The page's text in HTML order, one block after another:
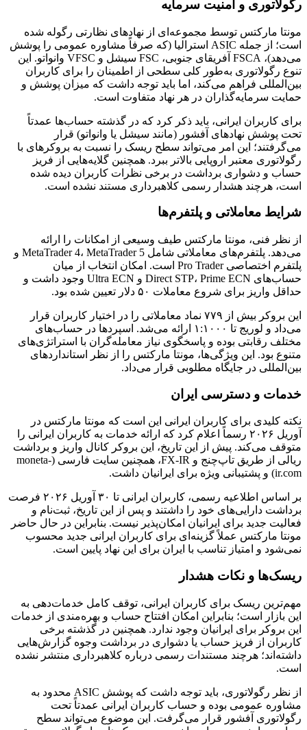
رگولاتوری و امنیت سرمایه
مونتا مارکتس توسط مجموعه‌ای از نهادهای نظارتی رگوله شده
است؛ از جمله ASIC استرالیا (که صرفاً مشاوره عمومی را پوشش
می‌دهد)، FSCA آفریقای جنوبی، FSC سیشل و VFSC وانواتو. این
تنوع رگولاتوری به‌طور کلی سطحی از اطمینان را برای کاربران
بین‌المللی فراهم می‌کند، اما باید توجه داشت که میزان پوشش و
حمایت سرمایه‌گذاران در هر نهاد متفاوت است.
برای کاربران ایرانی، باید ذکر کرد که در گذشته حساب‌ها عمدتاً
تحت پوشش نهادهای آفشور (مانند سیشل یا وانواتو) قرار
می‌گرفتند؛ این امر می‌تواند سطح ریسک را نسبت به بروکرهای با
رگولاتوری معتبر اروپایی بالاتر ببرد. همچنین گلایه‌هایی از فریز
حساب و دشواری برداشت در برخی نظرات کاربران دیده شده
است، هرچند هشدار رسمی کلاهبرداری مستند نشده است.
شرایط معاملاتی و پلتفرم‌ها
از نظر فنی، مونتا مارکتس طیف وسیعی از امکانات را ارائه
می‌دهد. پلتفرم‌های معاملاتی شامل MetaTrader 4، MetaTrader 5 و
پلتفرم اختصاصی Pro Trader است. امکان انتخاب از میان
حساب‌های Direct STP، Prime ECN و Ultra ECN وجود داشت و
حداقل واریز برای شروع معاملات ۵۰ دلار تعیین شده بود.
این بروکر بیش از ۷۷۹ نماد معاملاتی را در اختیار کاربران قرار
می‌داد و لوریج تا ۱:۱۰۰۰ ارائه می‌شد. اسپردها در حساب‌های
مختلف رقابتی بوده و پاسخگوی نیاز معامله‌گران با استراتژی‌های
متنوع بود. این ویژگی‌ها، مونتا مارکتس را از نظر استانداردهای
بین‌المللی در جایگاه مطلوبی قرار می‌داد.
خدمات و دسترسی ایران
نکته کلیدی برای کاربران ایرانی این است که مونتا مارکتس در
آوریل ۲۰۲۶ رسماً اعلام کرد که ارائه خدمات به کاربران ایرانی را
متوقف می‌کند. پیش از این تاریخ، این بروکر کانال واریز و برداشت
ریالی از طریق تاپ‌چنج و FX-IR، همچنین سایت فارسی (moneta-
ir.com) و پشتیبانی ویژه برای ایرانیان داشت.
بر اساس اطلاعیه رسمی، کاربران ایرانی تا ۳۰ آوریل ۲۰۲۶ فرصت
برداشت دارایی‌های خود را داشتند و پس از این تاریخ، ثبت‌نام و
فعالیت جدید برای ایرانیان امکان‌پذیر نیست. بنابراین در حال حاضر
مونتا مارکتس عملاً گزینه‌ای برای کاربران ایرانی جدید محسوب
نمی‌شود و امتیاز تناسب با ایران برای این نهاد پایین است.
ریسک‌ها و نکات هشدار
مهم‌ترین ریسک برای کاربران ایرانی، توقف کامل خدمات‌دهی به
این بازار است؛ بنابراین امکان افتتاح حساب و بهره‌مندی از خدمات
این بروکر برای ایرانیان وجود ندارد. همچنین در گذشته برخی
کاربران از فریز حساب یا دشواری در برداشت وجوه گزارش‌هایی
داشته‌اند؛ هرچند مستندات رسمی درباره کلاهبرداری منتشر نشده
است.
از نظر رگولاتوری، باید توجه داشت که پوشش ASIC محدود به
مشاوره عمومی بوده و حساب کاربران ایرانی عمدتاً تحت
رگولاتوری آفشور قرار می‌گرفت. این موضوع می‌تواند سطح